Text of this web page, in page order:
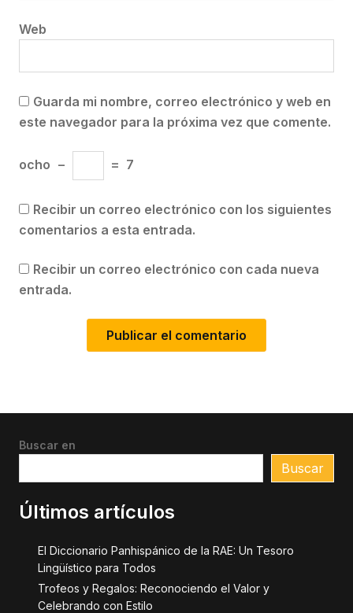
Web
Guarda mi nombre, correo electrónico y web en
este navegador para la próxima vez que comente.
ocho − = 7
Recibir un correo electrónico con los siguientes
comentarios a esta entrada.
Recibir un correo electrónico con cada nueva
entrada.
Buscar en
Buscar
Últimos artículos
El Diccionario Panhispánico de la RAE: Un Tesoro
Lingüístico para Todos
Trofeos y Regalos: Reconociendo el Valor y
Celebrando con Estilo